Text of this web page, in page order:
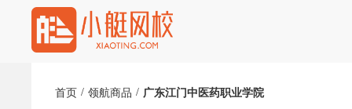
首页 / 领航商品 / 广东江门中医药职业学院